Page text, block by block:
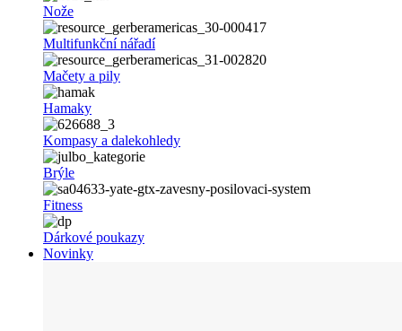
Nože
Multifunkční nářadí
Mačety a pily
Hamaky
Kompasy a dalekohledy
Brýle
Fitness
Dárkové poukazy
Novinky